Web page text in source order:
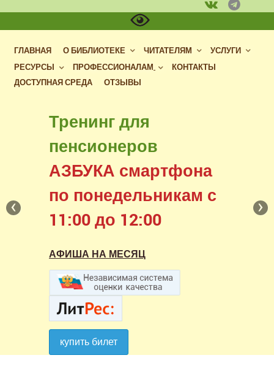
ГЛАВНАЯ О БИБЛИОТЕКЕ ЧИТАТЕЛЯМ
УСЛУГИ
РЕСУРСЫ
ПРОФЕССИОНАЛАМ
КОНТАКТЫ
ДОСТУПНАЯ СРЕДА
ОТЗЫВЫ
Бесплатный доступ
к фондам российских
библиотек
в нашем читальном зале
АФИША НА МЕСЯЦ
купить билет
Тренинг для
пенсионеров
АЗБУКА смартфона
по понедельникам с
11:00 до 12:00
АФИША НА МЕСЯЦ
купить билет
›
‹